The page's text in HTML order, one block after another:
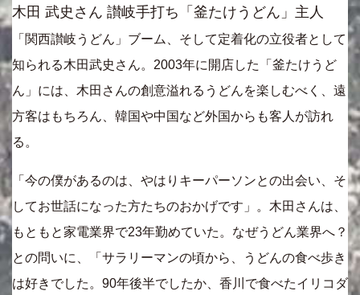
木田 武史さん 讃岐手打ち「釜たけうどん」主人
「関西讃岐うどん」ブーム、そして定着化の立役者として
知られる木田武史さん。2003年に開店した「釜たけうど
ん」には、木田さんの創意溢れるうどんを楽しむべく、遠
方客はもちろん、韓国や中国など外国からも客人が訪れ
る。
「今の僕があるのは、やはりキーパーソンとの出会い、そ
してお世話になった方たちのおかげです」。木田さんは、
もともと家電業界で23年勤めていた。なぜうどん業界へ？
との問いに、「サラリーマンの頃から、うどんの食べ歩き
は好きでした。90年後半でしたか、香川で食べたイリコダ